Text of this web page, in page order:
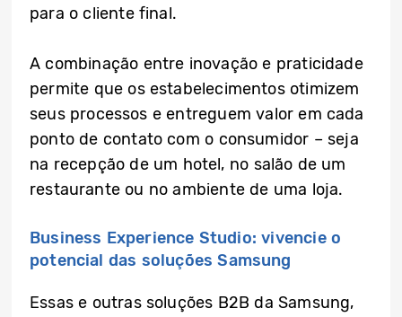
para o cliente final.
A combinação entre inovação e praticidade
permite que os estabelecimentos otimizem
seus processos e entreguem valor em cada
ponto de contato com o consumidor – seja
na recepção de um hotel, no salão de um
restaurante ou no ambiente de uma loja.
Business Experience Studio: vivencie o
potencial das soluções Samsung
Essas e outras soluções B2B da Samsung,